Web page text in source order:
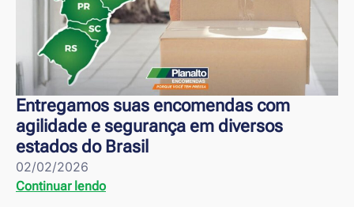
Entregamos suas encomendas com
agilidade e segurança em diversos
estados do Brasil
02/02/2026
Continuar lendo